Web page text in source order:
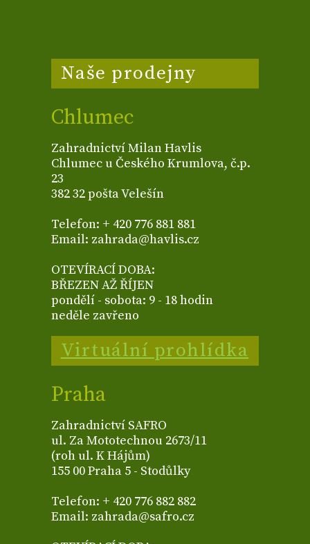
Naše prodejny
Chlumec
Zahradnictví Milan Havlis
Chlumec u Českého Krumlova, č.p.
23
382 32 pošta Velešín
Telefon: + 420 776 881 881
Email: zahrada@havlis.cz
OTEVÍRACÍ DOBA:
BŘEZEN AŽ ŘÍJEN
pondělí - sobota: 9 - 18 hodin
neděle zavřeno
Virtuální prohlídka
Praha
Zahradnictví SAFRO
ul. Za Mototechnou 2673/11
(roh ul. K Hájům)
155 00 Praha 5 - Stodůlky
Telefon: + 420 776 882 882
Email: zahrada@safro.cz